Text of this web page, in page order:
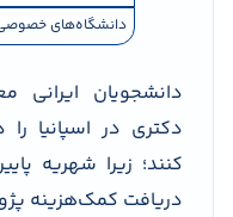
دانشگاه‌های
دانشجویان ایرانی
دکتری در اسپانیا
کنند؛ زیرا شهریه
دریافت کمک‌هزینه